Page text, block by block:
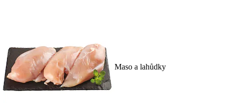
Maso a lahůdky